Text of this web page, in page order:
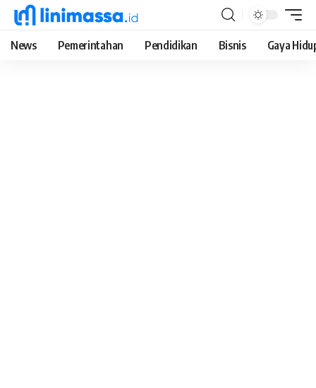
News Pemerintahan Pendidikan Bisnis Gaya